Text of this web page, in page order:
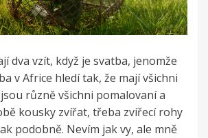
dva vzít, když je svatba, jenomže
v Africe hledí tak, že mají všichni
různě všichni pomalovaní a
kousky zvířat, třeba zvířecí rohy
podobně. Nevím jak vy, ale mně